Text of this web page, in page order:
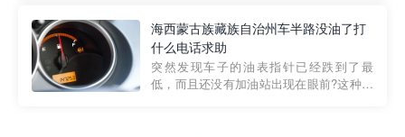
一种新的解决方案——穿越者小程序。 穿
越者小程序是一款专门解决汽车没油问题
的在线服务平台。通过...
海西蒙古族藏族自治州车半路没油了打
什么电话求助
突然发现车子的油表指针已经跌到了最
低，而且还没有加油站出现在眼前?这种情